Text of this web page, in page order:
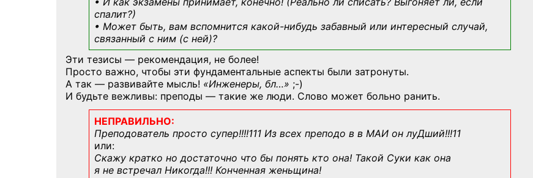
спалит?)
• Может быть, вам вспомнится какой-нибудь забавный или интересный случай,
связанный с ним (с ней)?
Эти тезисы — рекомендация, не более!
Просто важно, чтобы эти фундаментальные аспекты были затронуты.
А так — развивайте мысль! «Инженеры, бл…» ;-)
И будьте вежливы: преподы — такие же люди. Слово может больно ранить.
НЕПРАВИЛЬНО:
Преподователь просто супер!!!!111 Из всех преподо в в МАИ он луДший!!!11
или:
Скажу кратко но достаточно что бы понять кто она! Такой Суки как она
я не встречал Никогда!!! Конченная женьщина!